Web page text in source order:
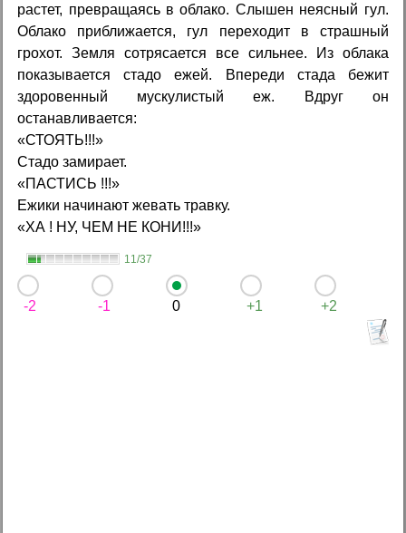
растет, превращаясь в облако. Слышен неясный гул.
Облако приближается, гул переходит в страшный
грохот. Земля сотрясается все сильнее. Из облака
показывается стадо ежей. Впереди стада бежит
здоровенный мускулистый еж. Вдруг он
останавливается:
«СТОЯТЬ!!!»
Стадо замирает.
«ПАСТИСЬ !!!»
Ежики начинают жевать травку.
«ХА ! HУ, ЧЕМ HЕ КОHИ!!!»
11/37
-2 -1 0 +1 +2